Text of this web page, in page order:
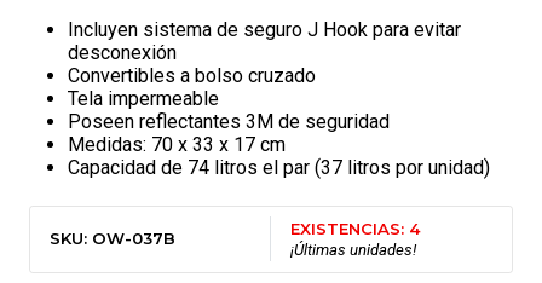
Incluyen sistema de seguro J Hook para evitar
desconexión
Convertibles a bolso cruzado
Tela impermeable
Poseen reflectantes 3M de seguridad
Medidas: 70 x 33 x 17 cm
Capacidad de 74 litros el par (37 litros por unidad)
SKU: OW-037B
EXISTENCIAS: 4
¡Últimas unidades!